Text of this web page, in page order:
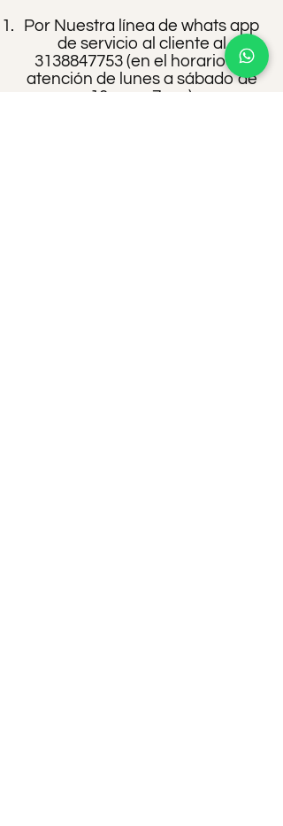
Por Nuestra línea de whats app
de servicio al cliente al
3138847753 (en el horario de
atención de lunes a sábado de
10 am a 7pm )